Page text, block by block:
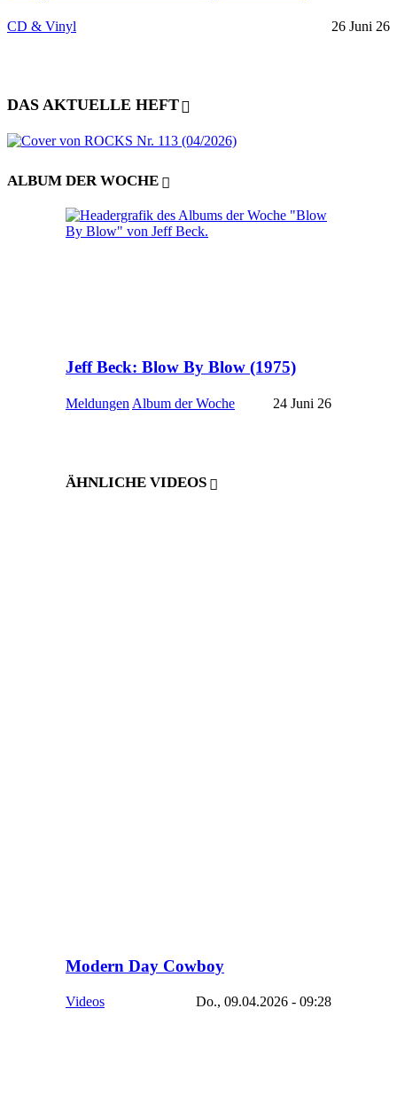
CD & Vinyl 26 Juni 26
DAS AKTUELLE HEFT
ALBUM DER WOCHE
Jeff Beck: Blow By Blow (1975)
Meldungen Album der Woche 24 Juni 26
ÄHNLICHE VIDEOS
Modern Day Cowboy
Videos Do., 09.04.2026 - 09:28